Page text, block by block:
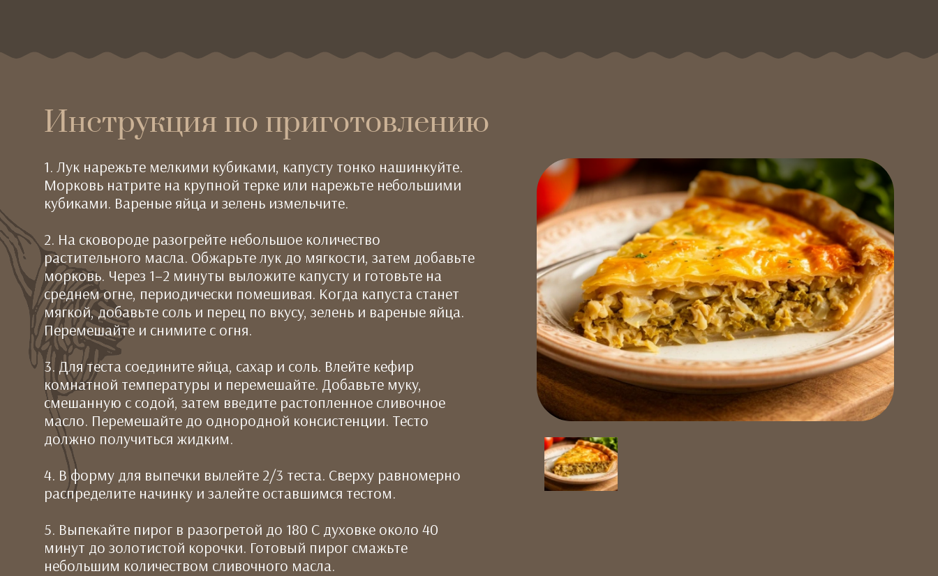
Инструкция по приготовлению
1. Лук нарежьте мелкими кубиками, капусту тонко нашинкуйте.
Морковь натрите на крупной терке или нарежьте небольшими
кубиками. Вареные яйца и зелень измельчите.
2. На сковороде разогрейте небольшое количество
растительного масла. Обжарьте лук до мягкости, затем добавьте
морковь. Через 1–2 минуты выложите капусту и готовьте на
среднем огне, периодически помешивая. Когда капуста станет
мягкой, добавьте соль и перец по вкусу, зелень и вареные яйца.
Перемешайте и снимите с огня.
3. Для теста соедините яйца, сахар и соль. Влейте кефир
комнатной температуры и перемешайте. Добавьте муку,
смешанную с содой, затем введите растопленное сливочное
масло. Перемешайте до однородной консистенции. Тесто
должно получиться жидким.
4. В форму для выпечки вылейте 2/3 теста. Сверху равномерно
распределите начинку и залейте оставшимся тестом.
5. Выпекайте пирог в разогретой до 180 С духовке около 40
минут до золотистой корочки. Готовый пирог смажьте
небольшим количеством сливочного масла.